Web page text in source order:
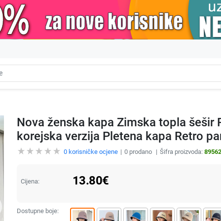
Nova ženska kapa Zimska topla šešir
korejska verzija Pletena kapa Retro
0korisničke ocjene 0prodano Šifra proizvoda:
Cijena: 13.80€
Dostupne boje: